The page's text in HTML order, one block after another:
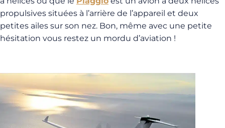
propulsives situées à l’arrière de l’appareil et deux
petites ailes sur son nez. Bon, même avec une petite
hésitation vous restez un mordu d’aviation !